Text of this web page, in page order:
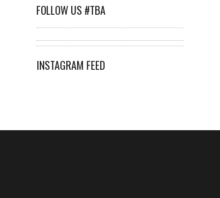
FOLLOW US #TBA
INSTAGRAM FEED